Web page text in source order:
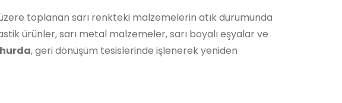
toplanan sarı renkteki malzemelerin atık durumunda
ürünler, sarı metal malzemeler, sarı boyalı eşyalar ve
hurda, geri dönüşüm tesislerinde işlenerek yeniden